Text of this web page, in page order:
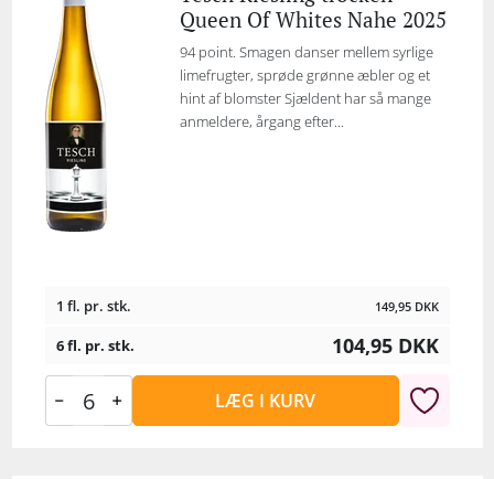
Queen Of Whites Nahe 2025
94 point. Smagen danser mellem syrlige
limefrugter, sprøde grønne æbler og et
hint af blomster Sjældent har så mange
anmeldere, årgang efter...
1 fl. pr. stk. 149,95 DKK
6 fl. pr. stk. 104,95 DKK
LÆG I KURV